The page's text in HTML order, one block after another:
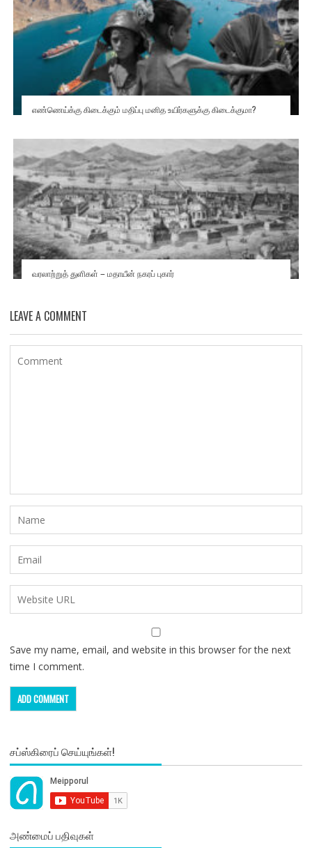
எண்ணெய்க்கு கிடைக்கும் மதிப்பு மனித உயிர்களுக்கு கிடைக்குமா?
வரலாற்றுத் துளிகள் – மதாயீன் நகரப் புகார்
LEAVE A COMMENT
Save my name, email, and website in this browser for the next
time I comment.
சப்ஸ்கிரைப் செய்யுங்கள்!
அண்மைப் பதிவுகள்